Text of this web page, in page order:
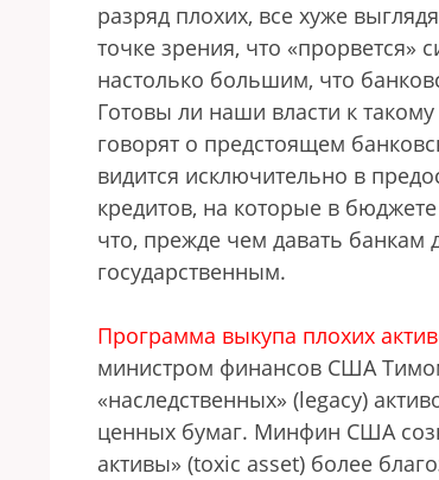
разряд плохих, все хуже
точке зрения, что «прорвется»
настолько большим, что
Готовы ли наши власти к
говорят о предстоящем
видится исключительно в
кредитов, на которые в
что, прежде чем давать банкам
государственным.
Программа выкупа плохих
министром финансов США
«наследственных» (legacy)
ценных бумаг. Минфин США
активы» (toxic asset) более